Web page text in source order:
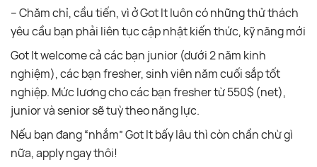
– Chăm chỉ, cầu tiến, vì ở Got It luôn có những thử thách
yêu cầu bạn phải liên tục cập nhật kiến thức, kỹ năng mới
Got It welcome cả các bạn junior (dưới 2 năm kinh
nghiệm), các bạn fresher, sinh viên năm cuối sắp tốt
nghiệp. Mức lương cho các bạn fresher từ 550$ (net),
junior và senior sẽ tuỳ theo năng lực.
Nếu bạn đang “nhắm” Got It bấy lâu thì còn chần chừ gì
nữa, apply ngay thôi!